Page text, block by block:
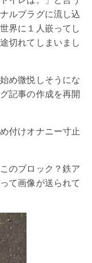
ルプラグに流し込
界に１人嵌ってし
切れてしまいまし
め微悦しそうにな
記事の作成を再開
付けオナニー寸止
のブロック？鉄ア
て画像が送られて